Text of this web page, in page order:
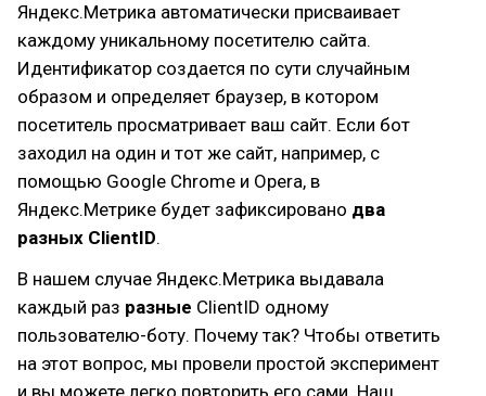
Яндекс.Метрика автоматически присваивает
каждому уникальному посетителю сайта.
Идентификатор создается по сути случайным
образом и определяет браузер, в котором
посетитель просматривает ваш сайт. Если бот
заходил на один и тот же сайт, например, с
помощью Google Chrome и Opera, в
Яндекс.Метрике будет зафиксировано два
разных ClientID.
В нашем случае Яндекс.Метрика выдавала
каждый раз разные ClientID одному
пользователю-боту. Почему так? Чтобы ответить
на этот вопрос, мы провели простой эксперимент
и вы можете легко повторить его сами. Наш